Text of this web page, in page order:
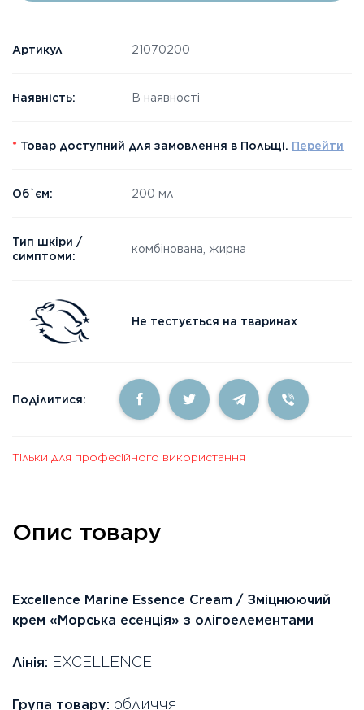
Артикул 21070200
Наявність: В наявності
* Товар доступний для замовлення в Польщі. Перейти
Об`єм: 200 мл
Тип шкіри /
симптоми:
комбінована, жирна
Не тестується на тваринах
Поділитися:
Тільки для професійного використання
Опис товару
Excellence Marine Essence Cream / Зміцнюючий
крем «Морська есенція» з олігоелементами
Лінія: EXCELLENCE
Група товару: обличчя